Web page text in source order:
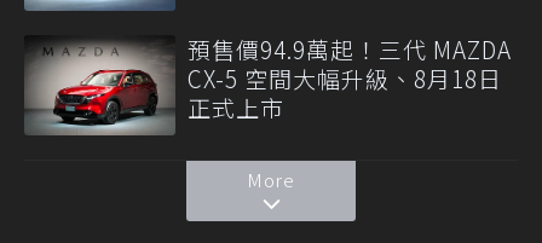
預售價94.9萬起！三代 MAZDA
CX-5 空間大幅升級、8月18日
正式上市
More